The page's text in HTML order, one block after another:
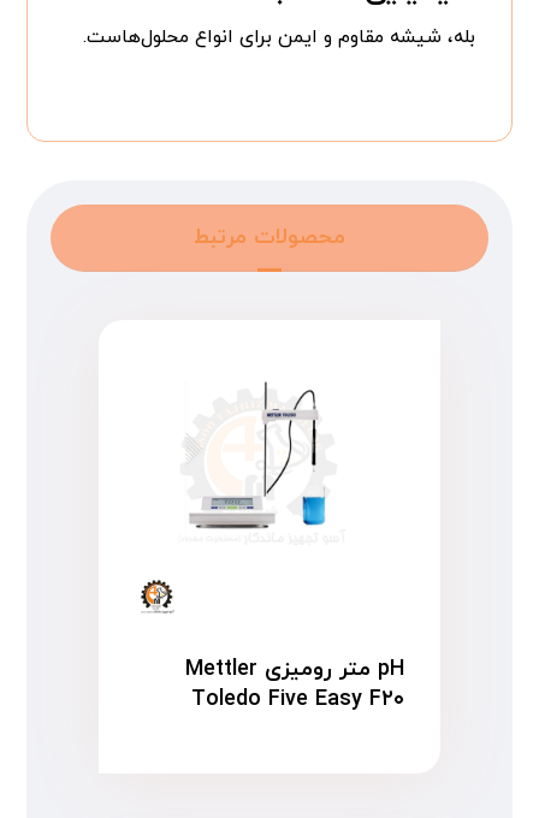
بله، شیشه مقاوم و ایمن برای انواع محلول‌هاست.
محصولات مرتبط
pH متر رومیزی Mettler
Toledo Five Easy F۲۰